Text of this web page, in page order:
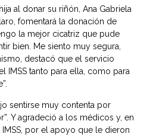
al donar su riñón, Ana Gabriela
fomentará la donación de
la mejor cicatriz que pude
bien. Me siento muy segura,
destacó que el servicio
IMSS tanto para ella, como para
sentirse muy contenta por
Y agradeció a los médicos y, en
por el apoyo que le dieron